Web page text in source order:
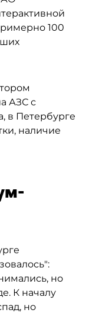
100
АЗС с
в Петербурге
наличие
но
К началу
но